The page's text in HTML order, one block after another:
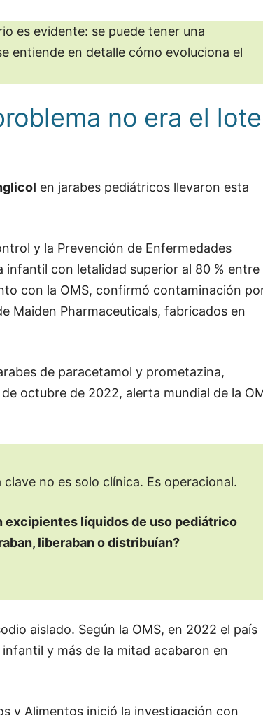
es evidente: se puede tener una
entiende en detalle cómo evoluciona el
no era el
en jarabes pediátricos llevaron esta
y la Prevención de Enfermedades
con letalidad superior al 80 % entre
con la OMS, confirmó contaminación
Maiden Pharmaceuticals, fabricados en
de paracetamol y prometazina,
octubre de 2022, alerta mundial de la
no es solo clínica. Es operacional.
excipientes líquidos de uso pediátrico
liberaban o distribuían?
aislado. Según la OMS, en 2022 el país
y más de la mitad acabaron en
y Alimentos inició la investigación con